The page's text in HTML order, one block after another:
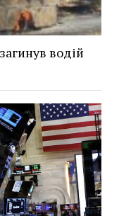
водій